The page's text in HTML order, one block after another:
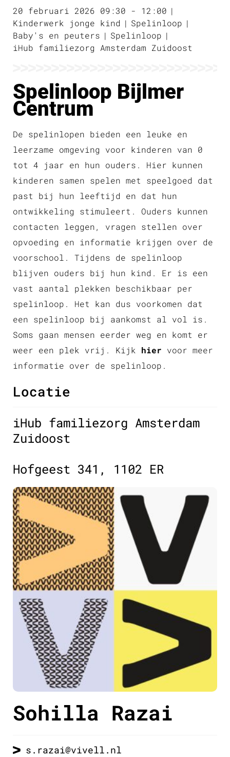
20 februari 2026 09:30 - 12:00
Kinderwerk jonge kind
Spelinloop
Baby's en peuters
Spelinloop
iHub familiezorg Amsterdam Zuidoost
Spelinloop Bijlmer
Centrum
De spelinlopen bieden een leuke en
leerzame omgeving voor kinderen van 0
tot 4 jaar en hun ouders. Hier kunnen
kinderen samen spelen met speelgoed dat
past bij hun leeftijd en dat hun
ontwikkeling stimuleert. Ouders kunnen
contacten leggen, vragen stellen over
opvoeding en informatie krijgen over de
voorschool. Tijdens de spelinloop
blijven ouders bij hun kind. Er is een
vast aantal plekken beschikbaar per
spelinloop. Het kan dus voorkomen dat
een spelinloop bij aankomst al vol is.
Soms gaan mensen eerder weg en komt er
weer een plek vrij. Kijk hier voor meer
informatie over de spelinloop.
Locatie
iHub familiezorg Amsterdam
Zuidoost
Hofgeest 341, 1102 ER
Sohilla Razai
s.razai@vivell.nl